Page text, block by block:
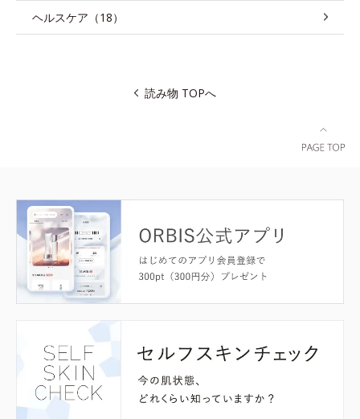
ヘルスケア（18）
読み物 TOPへ